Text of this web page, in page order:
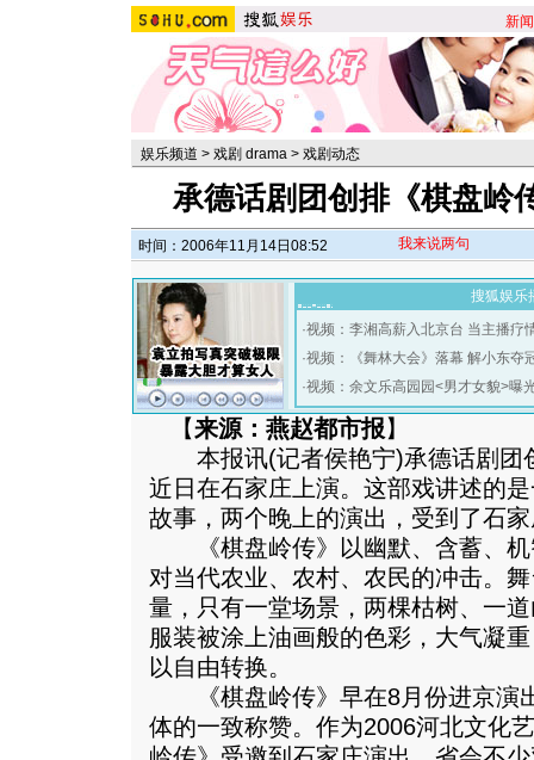
新闻
娱乐频道 > 戏剧 drama > 戏剧动态
承德话剧团创排《棋盘岭
时间：2006年11月14日08:52 我来说两句
搜狐娱乐
·视频：李湘高薪入北京台 当主播疗
·视频：《舞林大会》落幕 解小东夺
·视频：余文乐高园园<男才女貌>曝
【来源：燕赵都市报】
本报讯(记者侯艳宁)承德话剧团
近日在石家庄上演。这部戏讲述的
故事，两个晚上的演出，受到了石
《棋盘岭传》以幽默、含蓄、机
对当代农业、农村、农民的冲击。
量，只有一堂场景，两棵枯树、一
服装被涂上油画般的色彩，大气凝
以自由转换。
《棋盘岭传》早在8月份进京演
体的一致称赞。作为2006河北文化